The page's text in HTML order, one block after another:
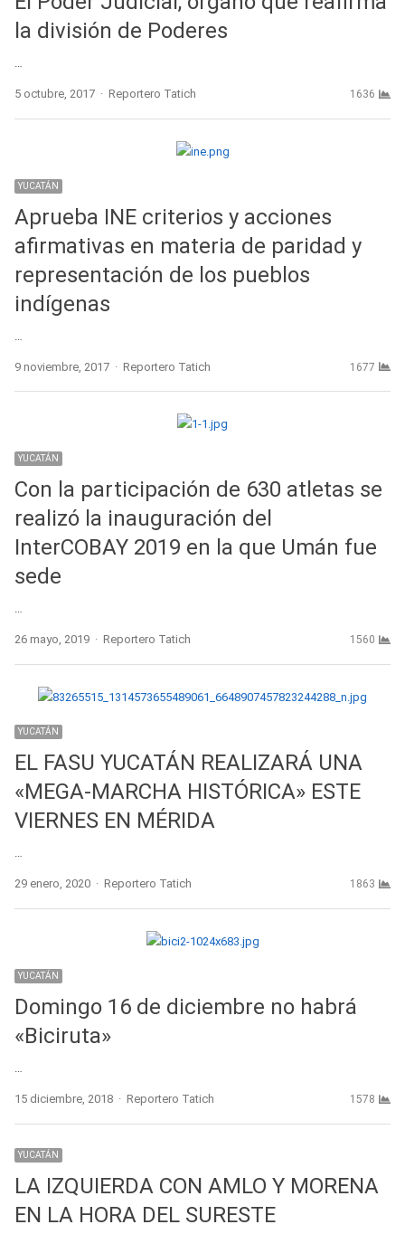
la división de Poderes
5 octubre, 2017 Author
Reportero Tatich 1636
YUCATÁN
Aprueba INE criterios y acciones
afirmativas en materia de paridad y
representación de los pueblos
indígenas
9 noviembre, 2017 Author
Reportero Tatich 1677
YUCATÁN
Con la participación de 630 atletas se
realizó la inauguración del
InterCOBAY 2019 en la que Umán fue
sede
…
26 mayo, 2019 Author
Reportero Tatich 1560
YUCATÁN
EL FASU YUCATÁN REALIZARÁ UNA
«MEGA-MARCHA HISTÓRICA» ESTE
VIERNES EN MÉRIDA
…
29 enero, 2020 Author
Reportero Tatich 1863
YUCATÁN
Domingo 16 de diciembre no habrá
«Biciruta»
…
15 diciembre, 2018 Author
Reportero Tatich 1578
YUCATÁN
LA IZQUIERDA CON AMLO Y MORENA
EN LA HORA DEL SURESTE